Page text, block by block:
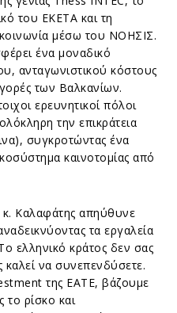
του ΕΚΕΤΑ και τη
μέσω του ΝΟΗΣΙΣ.
ένα μοναδικό
ανταγωνιστικού κόστους
των Βαλκανίων.
ερευνητικοί πόλοι
την επικράτεια
συγκροτώντας ένα
καινοτομίας από
κ. Καλαφάτης απηύθυνε
τα εργαλεία
ελληνικό κράτος δεν σας
καλεί να συνεπενδύσετε.
της ΕΑΤΕ, βάζουμε
το ρίσκο και